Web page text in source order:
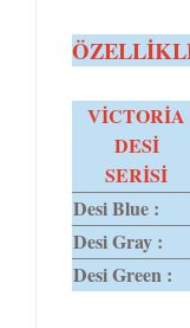
VİCTORİA
DESİ
SERİSİ
Desi Blue :
Desi Gray :
Desi Green :